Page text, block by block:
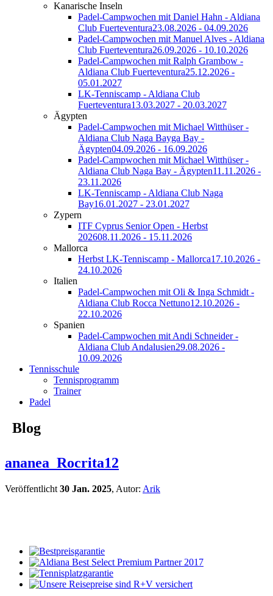
Kanarische Inseln
Padel-Campwochen mit Daniel Hahn - Aldiana
Club Fuerteventura23.08.2026 - 04.09.2026
Padel-Campwochen mit Manuel Alves - Aldiana
Club Fuerteventura26.09.2026 - 10.10.2026
Padel-Campwochen mit Ralph Grambow -
Aldiana Club Fuerteventura25.12.2026 -
05.01.2027
LK-Tenniscamp - Aldiana Club
Fuerteventura13.03.2027 - 20.03.2027
Ägypten
Padel-Campwochen mit Michael Witthüser -
Aldiana Club Naga Bayga Bay -
Ägypten04.09.2026 - 16.09.2026
Padel-Campwochen mit Michael Witthüser -
Aldiana Club Naga Bay - Ägypten11.11.2026 -
23.11.2026
LK-Tenniscamp - Aldiana Club Naga
Bay16.01.2027 - 23.01.2027
Zypern
ITF Cyprus Senior Open - Herbst
202608.11.2026 - 15.11.2026
Mallorca
Herbst LK-Tenniscamp - Mallorca17.10.2026 -
24.10.2026
Italien
Padel-Campwochen mit Oli & Inga Schmidt -
Aldiana Club Rocca Nettuno12.10.2026 -
22.10.2026
Spanien
Padel-Campwochen mit Andi Schneider -
Aldiana Club Andalusien29.08.2026 -
10.09.2026
Tennisschule
Tennisprogramm
Trainer
Padel
Blog
ananea_Rocrita12
Veröffentlicht 30 Jan. 2025, Autor: Arik